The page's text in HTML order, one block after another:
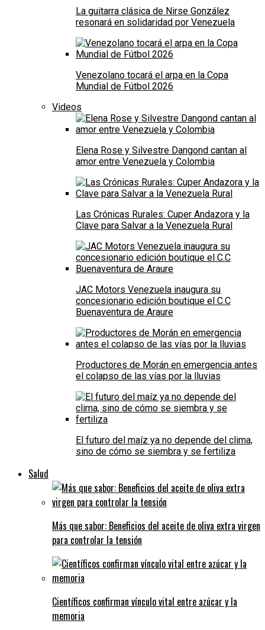
La guitarra clásica de Nirse González
resonará en solidaridad por Venezuela
Venezolano tocará el arpa en la Copa
Mundial de Fútbol 2026
Videos
Elena Rose y Silvestre Dangond cantan al
amor entre Venezuela y Colombia
Las Crónicas Rurales: Cuper Andazora y la
Clave para Salvar a la Venezuela Rural
JAC Motors Venezuela inaugura su
concesionario edición boutique el C.C
Buenaventura de Araure
Productores de Morán en emergencia antes
el colapso de las vías por la lluvias
El futuro del maíz ya no depende del clima,
sino de cómo se siembra y se fertiliza
Salud
Más que sabor: Beneficios del aceite de oliva extra virgen
para controlar la tensión
Científicos confirman vínculo vital entre azúcar y la
memoria